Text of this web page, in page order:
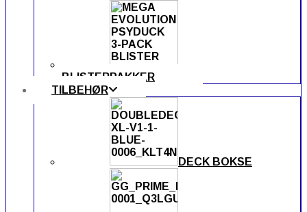
BLISTERPAKKER
TILBEHØR
DECK BOKSE